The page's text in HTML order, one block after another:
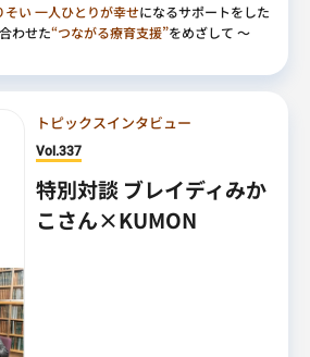
そい 一人ひとりが幸せになるサポートをした
わせた“つながる療育支援”をめざして ～
トピックスインタビュー
Vol.337
特別対談 ブレイディみか
こさん×KUMON